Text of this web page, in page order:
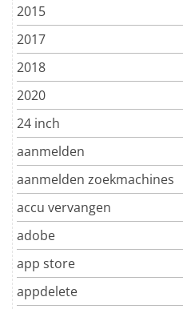
2015
2017
2018
2020
24 inch
aanmelden
aanmelden zoekmachines
accu vervangen
adobe
app store
appdelete